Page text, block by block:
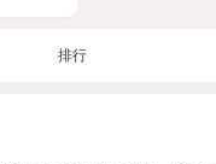
排行